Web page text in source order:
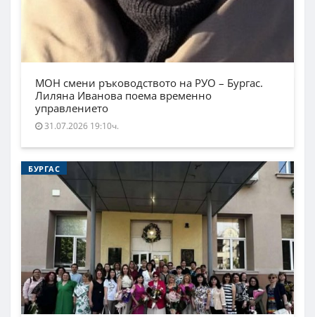
МОН смени ръководството на РУО – Бургас.
Лиляна Иванова поема временно
управлението
31.07.2026 19:10ч.
БУРГАС